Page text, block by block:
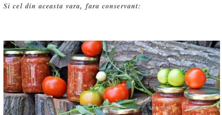
Si cel din aceasta vara, fara conservant: